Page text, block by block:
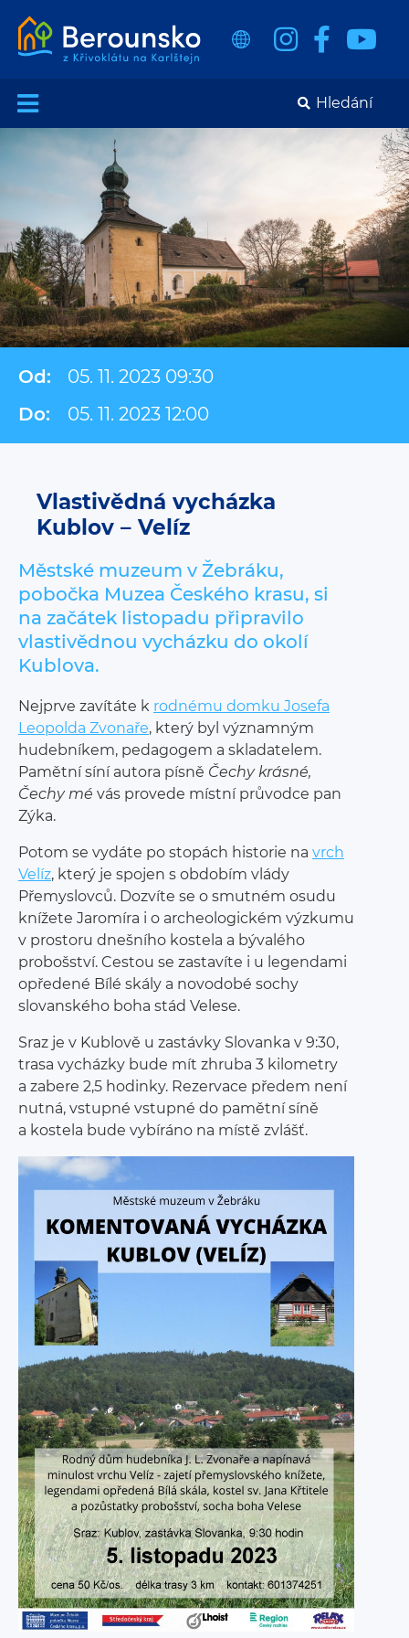
Od:
05. 11. 2023 09:30
Do:
05. 11. 2023 12:00
Vlastivědná vycházka
Kublov – Velíz
Městské muzeum v Žebráku,
pobočka Muzea Českého krasu, si
na začátek listopadu připravilo
vlastivědnou vycházku do okolí
Kublova.
Nejprve zavítáte k rodnému domku Josefa
Leopolda Zvonaře, který byl významným
hudebníkem, pedagogem a skladatelem.
Pamětní síní autora písně Čechy krásné,
Čechy mé vás provede místní průvodce pan
Zýka.
Potom se vydáte po stopách historie na vrch
Velíz, který je spojen s obdobím vlády
Přemyslovců. Dozvíte se o smutném osudu
knížete Jaromíra i o archeologickém výzkumu
v prostoru dnešního kostela a bývalého
probošství. Cestou se zastavíte i u legendami
opředené Bílé skály a novodobé sochy
slovanského boha stád Velese.
Sraz je v Kublově u zastávky Slovanka v 9:30,
trasa vycházky bude mít zhruba 3 kilometry
a zabere 2,5 hodinky. Rezervace předem není
nutná, vstupné vstupné do pamětní síně
a kostela bude vybíráno na místě zvlášť.